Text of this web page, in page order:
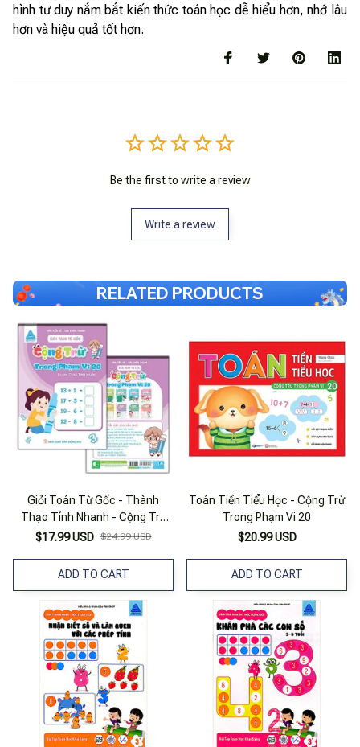
hình tư duy nắm bắt kiến thức toán học dễ hiểu hơn, nhớ lâu
hơn và hiệu quả tốt hơn.
Be the first to write a review
Write a review
RELATED PRODUCTS
Giỏi Toán Từ Gốc - Thành
Thạo Tính Nhanh - Cộng Trừ
Trong Phạm Vi 20
$17.99 USD $24.99 USD
ADD TO CART
Toán Tiền Tiểu Học - Cộng Trừ
Trong Phạm Vi 20
$20.99 USD
ADD TO CART